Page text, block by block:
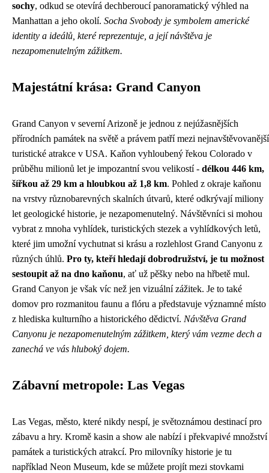
sochy, odkud se otevírá dechberoucí panoramatický výhled na
Manhattan a jeho okolí. Socha Svobody je symbolem americké
identity a ideálů, které reprezentuje, a její návštěva je
nezapomenutelným zážitkem.
Majestátní krása: Grand Canyon
Grand Canyon v severní Arizoně je jednou z nejúžasnějších
přírodních památek na světě a právem patří mezi nejnavštěvovanější
turistické atrakce v USA. Kaňon vyhloubený řekou Colorado v
průběhu milionů let je impozantní svou velikostí - délkou 446 km,
šířkou až 29 km a hloubkou až 1,8 km. Pohled z okraje kaňonu
na vrstvy různobarevných skalních útvarů, které odkrývají miliony
let geologické historie, je nezapomenutelný. Návštěvníci si mohou
vybrat z mnoha vyhlídek, turistických stezek a vyhlídkových letů,
které jim umožní vychutnat si krásu a rozlehlost Grand Canyonu z
různých úhlů. Pro ty, kteří hledají dobrodružství, je tu možnost
sestoupit až na dno kaňonu, ať už pěšky nebo na hřbetě mul.
Grand Canyon je však víc než jen vizuální zážitek. Je to také
domov pro rozmanitou faunu a flóru a představuje významné místo
z hlediska kulturního a historického dědictví. Návštěva Grand
Canyonu je nezapomenutelným zážitkem, který vám vezme dech a
zanechá ve vás hluboký dojem.
Zábavní metropole: Las Vegas
Las Vegas, město, které nikdy nespí, je světoznámou destinací pro
zábavu a hry. Kromě kasin a show ale nabízí i překvapivé množství
památek a turistických atrakcí. Pro milovníky historie je tu
například Neon Museum, kde se můžete projít mezi stovkami